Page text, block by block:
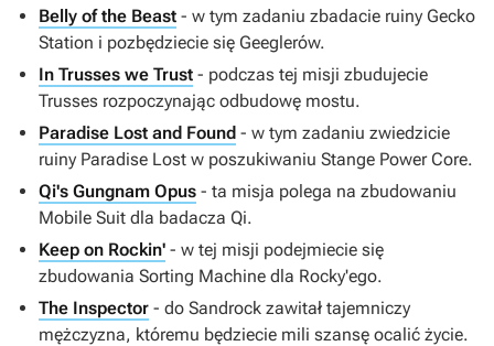
Belly of the Beast - w tym zadaniu zbadacie ruiny Gecko
Station i pozbędziecie się Geeglerów.
In Trusses we Trust - podczas tej misji zbudujecie
Trusses rozpoczynając odbudowę mostu.
Paradise Lost and Found - w tym zadaniu zwiedzicie
ruiny Paradise Lost w poszukiwaniu Stange Power Core.
Qi's Gungnam Opus - ta misja polega na zbudowaniu
Mobile Suit dla badacza Qi.
Keep on Rockin' - w tej misji podejmiecie się
zbudowania Sorting Machine dla Rocky'ego.
The Inspector - do Sandrock zawitał tajemniczy
mężczyzna, któremu będziecie mili szansę ocalić życie.